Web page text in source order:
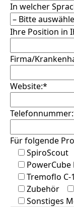
In welcher
Ihre Position in
Firma/
Website:*
Für folgende
SpiroScout
Tremoflo C-
Zubehör
Sonstiges